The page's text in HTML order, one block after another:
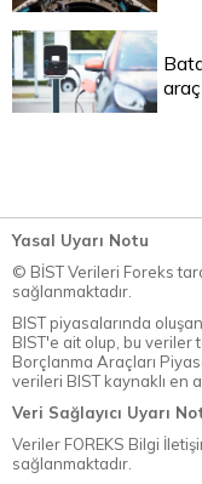
Yasal Uyarı Notu
© BİST Verileri Foreks
sağlanmaktadır.
BIST piyasalarında
BIST'e ait olup, bu veriler
Borçlanma Araçları
verileri BIST kaynaklı en
Veri Sağlayıcı Uyarı
Veriler FOREKS Bilgi
sağlanmaktadır.